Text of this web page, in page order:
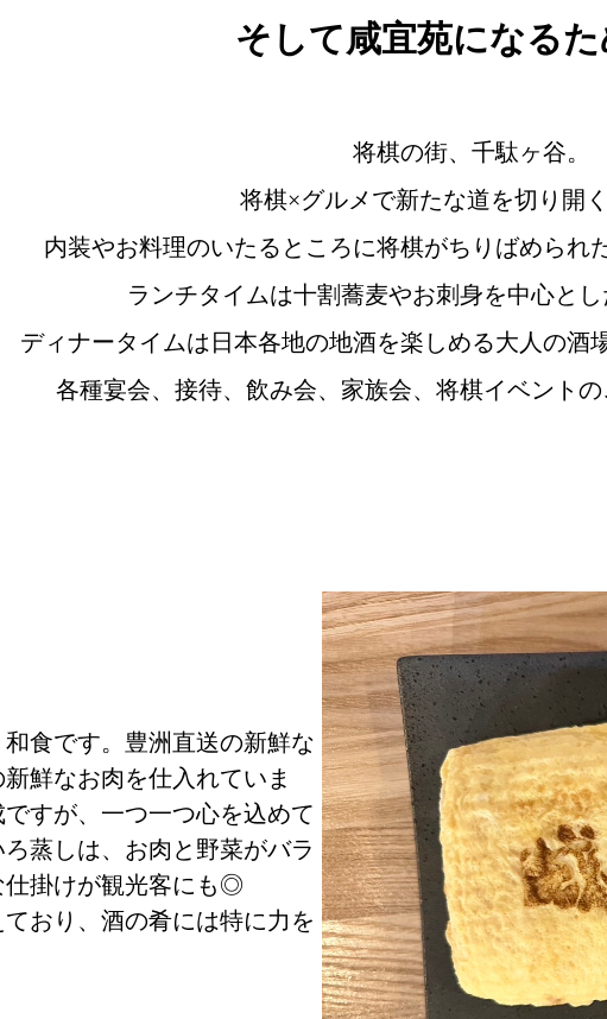
そして咸宜苑になるた
将棋の街、千駄ヶ谷。
将棋×グルメで新たな道を切り開く
内装やお料理のいたるところに将棋がちりばめられ
ランチタイムは十割蕎麦やお刺身を中心とし
ディナータイムは日本各地の地酒を楽しめる大人の酒
各種宴会、接待、飲み会、家族会、将棋イベントの
食です。豊洲直送の新鮮な
鮮なお肉を仕入れていま
すが、一つ一つ心を込めて
蒸しは、お肉と野菜がバラ
仕掛けが観光客にも◎
おり、酒の肴には特に力を